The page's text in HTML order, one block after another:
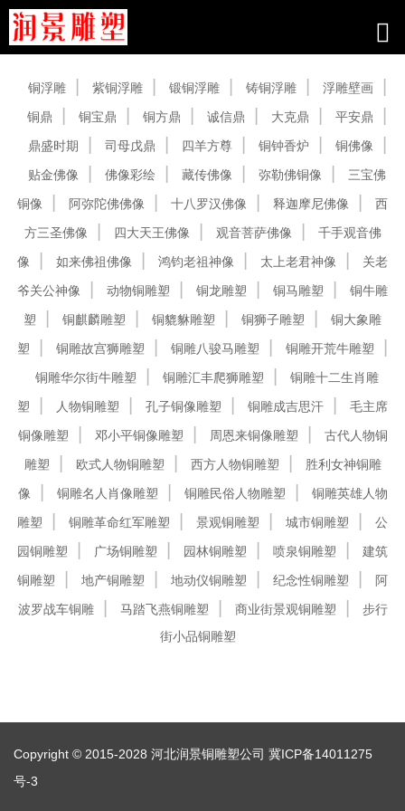
铜浮雕 紫铜浮雕 锻铜浮雕 铸铜浮雕
浮雕壁画
铜鼎
铜宝鼎 铜方鼎 诚信鼎 大克鼎
平安鼎
鼎盛时期
司母戊鼎 四羊方尊 铜钟香炉
铜佛像
贴金佛像
佛像彩绘 藏传佛像 弥勒佛铜像
三宝佛
铜像
阿弥陀佛佛像 十八罗汉佛像 释迦摩尼佛像
西
方三圣佛像
四大天王佛像 观音菩萨佛像
千手观音佛
像
如来佛祖佛像 鸿钧老祖神像 太上老君神像
关老
爷关公神像
动物铜雕塑 铜龙雕塑 铜马雕塑
铜牛雕
塑
铜麒麟雕塑 铜貔貅雕塑 铜狮子雕塑
铜大象雕
塑
铜雕故宫狮雕塑 铜雕八骏马雕塑
铜雕开荒牛雕塑
铜雕华尔街牛雕塑
铜雕汇丰爬狮雕塑
铜雕十二生肖雕
塑
人物铜雕塑 孔子铜像雕塑 铜雕成吉思汗
毛主席
铜像雕塑
邓小平铜像雕塑 周恩来铜像雕塑
古代人物铜
雕塑
欧式人物铜雕塑 西方人物铜雕塑
胜利女神铜雕
像
铜雕名人肖像雕塑 铜雕民俗人物雕塑
铜雕英雄人物
雕塑
铜雕革命红军雕塑 景观铜雕塑 城市铜雕塑
公
园铜雕塑
广场铜雕塑 园林铜雕塑 喷泉铜雕塑
建筑
铜雕塑
地产铜雕塑 地动仪铜雕塑 纪念性铜雕塑
阿
波罗战车铜雕
马踏飞燕铜雕塑 商业街景观铜雕塑
步行
街小品铜雕塑
Copyright © 2015-2028 河北润景铜雕塑公司 冀ICP备14011275
号-3